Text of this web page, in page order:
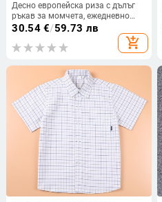
Десно европейска риза с дълъг
ръкав за момчета, ежедневно
пролетно облекло, детски дрехи в
нов стил, риза за бебета и малки
деца, пролетен и есенен стил.
30.54€/59.73 лв
add_shopping_cart